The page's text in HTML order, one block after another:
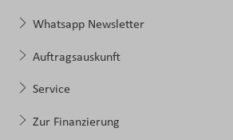
Whatsapp Newsletter
Auftragsauskunft
Service
Zur Finanzierung